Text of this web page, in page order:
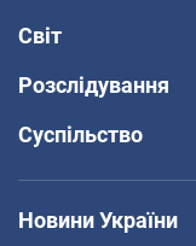
Світ
Розслідування
Суспільство
Новини України